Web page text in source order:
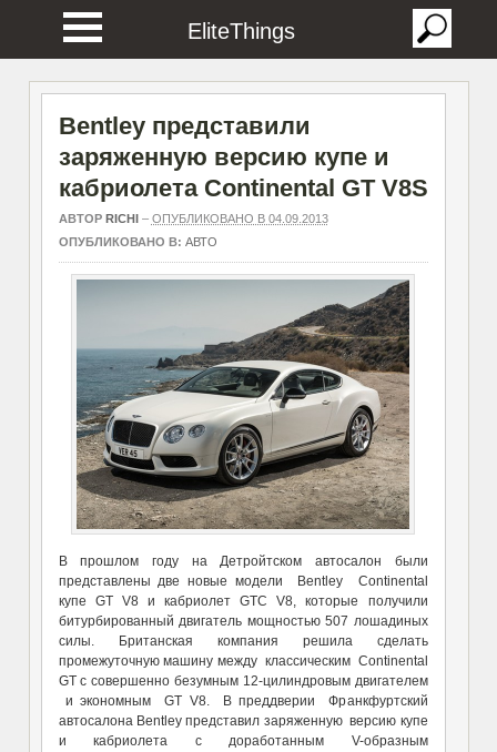
EliteThings
Bentley представили
заряженную версию купе и
кабриолета Continental GT V8S
АВТОР RICHI– ОПУБЛИКОВАНО В 04.09.2013
ОПУБЛИКОВАНО В: АВТО
В прошлом году на Детройтском автосалон были
представлены две новые модели Bentley Continental
купе GT V8 и кабриолет GTC V8, которые получили
битурбированный двигатель мощностью 507 лошадиных
силы. Британская компания решила сделать
промежуточную машину между классическим Continental
GT с совершенно безумным 12-цилиндровым двигателем
и экономным GT V8. В преддверии Франкфуртский
автосалона Bentley представил заряженную версию купе
и кабриолета с доработанным V-образным